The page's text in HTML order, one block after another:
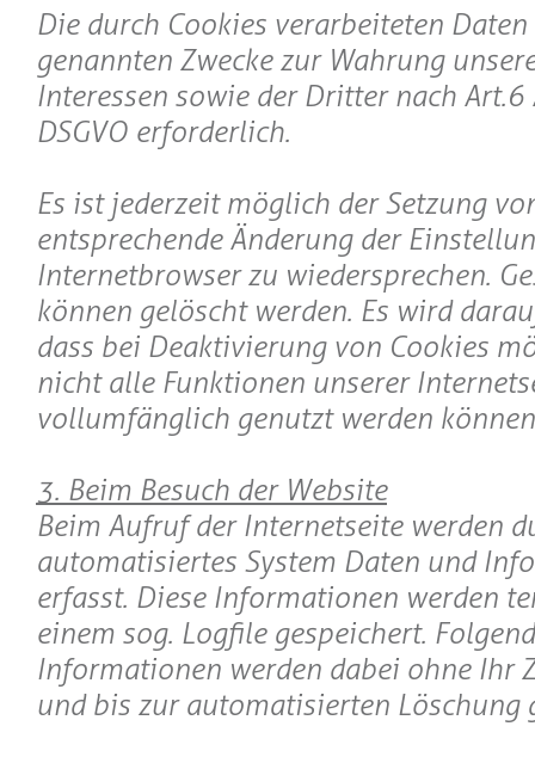
Die durch Cookies verarbeiteten
genannten Zwecke zur Wahrung
Interessen sowie der Dritter nach Art. 6
DSGVO erforderlich.
Es ist jederzeit möglich der Setzung
entsprechende Änderung der
Internetbrowser zu wiedersprechen.
können gelöscht werden. Es wird
dass bei Deaktivierung von Cookies
nicht alle Funktionen unserer
vollumfänglich genutzt werden
3. Beim Besuch der Website
Beim Aufruf der Internetseite werden
automatisiertes System Daten und
erfasst. Diese Informationen werden
einem sog. Logfile gespeichert.
Informationen werden dabei ohne Ihr
und bis zur automatisierten Löschung